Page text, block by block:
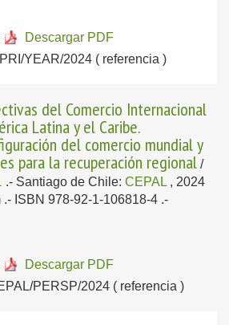
Descargar PDF
YEAR/2024 ( referencia )
del Comercio Internacional
Latina y el Caribe.
del comercio mundial y
para la recuperación regional /
.- Santiago de Chile: CEPAL , 2024
ISBN 978-92-1-106818-4 .-
Descargar PDF
PERSP/2024 ( referencia )